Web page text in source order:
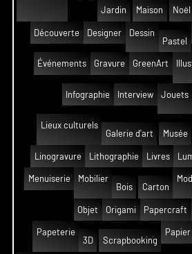
Jardin Maison Noël
Découverte Designer
Dessin
Pastel
Événements Gravure GreenArt
Infographie Interview
Jouets
Lieux culturels
Galerie d'art
Musée
Linogravure Lithographie Livres
Menuiserie
Mobilier
Bois
Carton
Objet Origami Papercraft
Papeterie
3D
Scrapbooking